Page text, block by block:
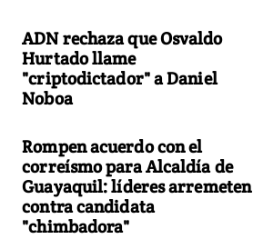
ADN rechaza que Osvaldo
Hurtado llame
"criptodictador" a Daniel
Noboa
Rompen acuerdo con el
correísmo para Alcaldía de
Guayaquil: líderes arremeten
contra candidata
"chimbadora"